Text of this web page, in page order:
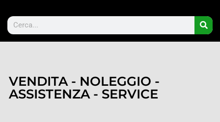
VENDITA - NOLEGGIO -
ASSISTENZA - SERVICE